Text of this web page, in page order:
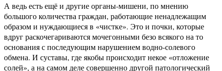
А ведь есть ещё и другие органы-мишени, по мнению
большого количества граждан, работающие ненадлежащим
образом и нуждающиеся в «чистке». Это и почки, которые
вдруг раскочегариваются мочегонными безо всякого на то
основания с последующим нарушением водно-солевого
обмена. И суставы, где якобы происходит некое «отложение
солей», а на самом деле совершенно другой патологический